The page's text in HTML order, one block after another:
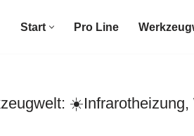
Start Pro Line